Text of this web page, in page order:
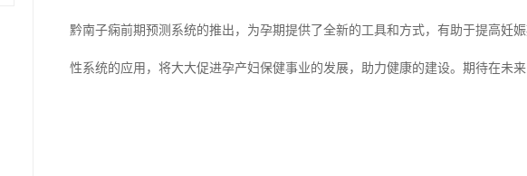
黔南子痫前期预测系统的推出，为孕期提供了全新的工具和方式，有助于提高妊
性系统的应用，将大大促进孕产妇保健事业的发展，助力健康的建设。期待在未